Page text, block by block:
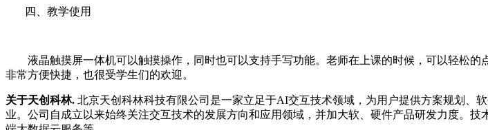
四、教学使用
液晶触摸屏一体机可以触摸操作，同时也可以支持手写功能。老师在上课的时候，可以轻松
非常方便快捷，也很受学生们的欢迎。
关于天创科林. 北京天创科林科技有限公司是一家立足于AI交互技术领域，为用户提供方案规划、
业。公司自成立以来始终关注交互技术的发展方向和应用领域，并加大软、硬件产品研发力度。